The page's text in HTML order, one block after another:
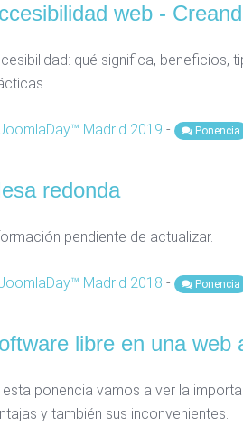
web -
qué significa, beneficios,
Madrid 2019 - Ponencia
redonda
pendiente de actualizar.
Madrid 2018 - Ponencia
libre en una web
esta ponencia vamos a ver la
y también sus inconvenientes.